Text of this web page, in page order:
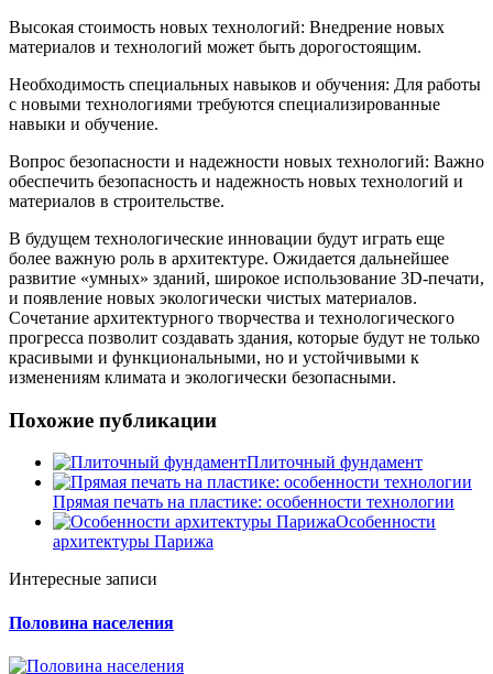
Высокая стоимость новых технологий: Внедрение новых
материалов и технологий может быть дорогостоящим.
Необходимость специальных навыков и обучения: Для работы
с новыми технологиями требуются специализированные
навыки и обучение.
Вопрос безопасности и надежности новых технологий: Важно
обеспечить безопасность и надежность новых технологий и
материалов в строительстве.
В будущем технологические инновации будут играть еще
более важную роль в архитектуре. Ожидается дальнейшее
развитие «умных» зданий, широкое использование 3D-печати,
и появление новых экологически чистых материалов.
Сочетание архитектурного творчества и технологического
прогресса позволит создавать здания, которые будут не только
красивыми и функциональными, но и устойчивыми к
изменениям климата и экологически безопасными.
Похожие публикации
Плиточный фундамент
Прямая печать на пластике: особенности технологии
Особенности
архитектуры Парижа
Интересные записи
Половина населения